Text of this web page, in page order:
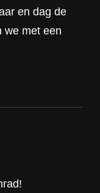
en dag de
we met een